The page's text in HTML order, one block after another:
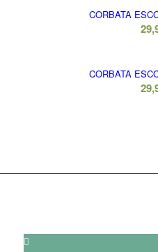
CORBATA
CORBATA